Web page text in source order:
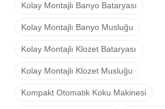
Kolay Montajlı Banyo Bataryası
Kolay Montajlı Banyo Musluğu
Kolay Montajlı Klozet Bataryası
Kolay Montajlı Klozet Musluğu
Kompakt Otomatik Koku Makinesi